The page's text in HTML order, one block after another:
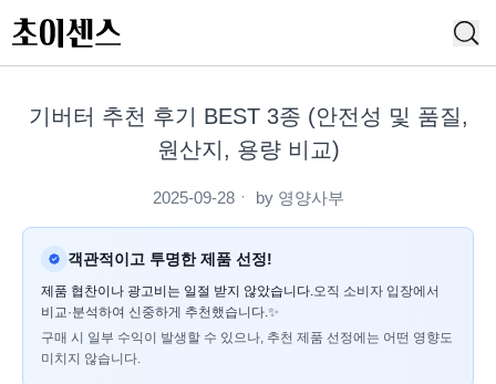
기버터 추천 후기 BEST 3종 (안전성 및 품질,
원산지, 용량 비교)
2025-09-28ㆍ by 영양사부
객관적이고 투명한 제품 선정!
제품 협찬이나 광고비는 일절 받지 않았습니다.오직 소비자 입장에서
비교·분석하여 신중하게 추천했습니다.✨
구매 시 일부 수익이 발생할 수 있으나, 추천 제품 선정에는 어떤 영향도
미치지 않습니다.